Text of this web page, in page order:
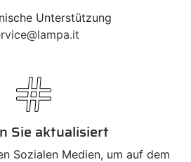
Unterstützung
Sie aktualisiert
Sozialen Medien, um auf dem